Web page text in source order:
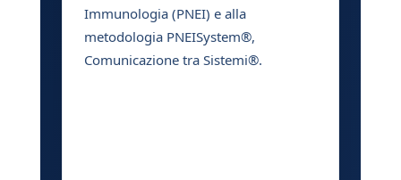
Immunologia (PNEI) e alla
metodologia PNEISystem®,
Comunicazione tra Sistemi®.